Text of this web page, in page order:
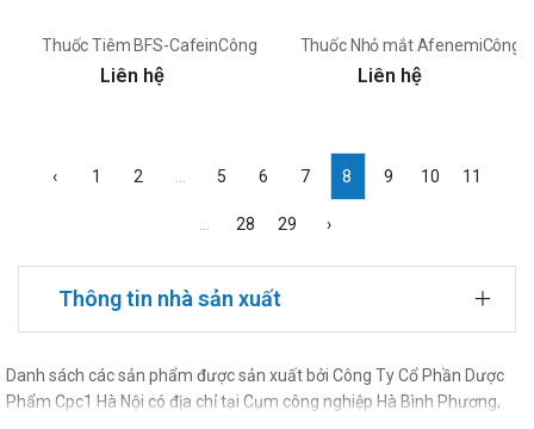
Thuốc Tiêm BFS-CafeinCông Ty Cổ Phần Dược Phẩm Cpc1 Hà Nội
Liên hệ
Thuốc Nhỏ mắt AfenemiCông
Liên hệ
‹ 1 2 5 6 7 8 9 10 11
28 29 ›
Thông tin nhà sản xuất
Danh sách các sản phẩm được sản xuất bởi Công Ty Cổ Phần Dược
Phẩm Cpc1 Hà Nội có địa chỉ tại Cụm công nghiệp Hà Bình Phương,